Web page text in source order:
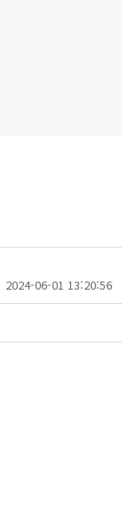
2024-06-01 13:20:56